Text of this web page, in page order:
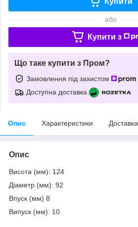
або
Купити з
Що таке купити з Пром?
Замовлення під захистом
Доступна доставка
Опис Характеристики Доставка
Опис
Висота (мм): 124
Діаметр (мм): 92
Впуск (мм) 8
Випуск (мм): 10